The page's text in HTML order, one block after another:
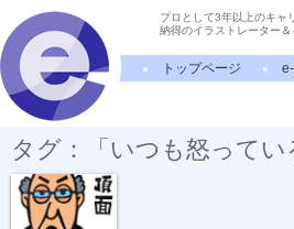
プロとして3年以上のキャ
納得のイラストレーター＆
トップページ
タグ：「いつも怒って
仏頂面